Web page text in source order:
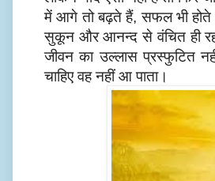
में आगे तो बढ़ते हैं,सफल भी होते
सुकून और आनन्द से वंचित ही रह
जीवन का उल्लास प्रस्फुटित
चाहिए वह नहीं आ पाता।